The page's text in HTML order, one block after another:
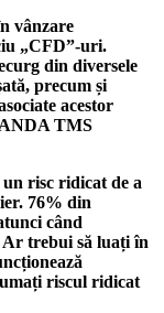
vânzare
„CFD”-uri.
din diversele
precum și
acestor
TMS
risc ridicat de a
76% din
când
trebui să luați în
riscul ridicat